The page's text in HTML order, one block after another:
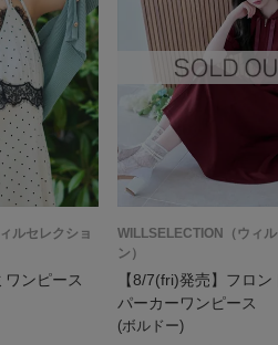
ルセレクショ
ワンピース
WILLSELECTION（ウィ
ン）
【8/7(fri)発売】フロン
パーカーワンピース
(ボルドー)